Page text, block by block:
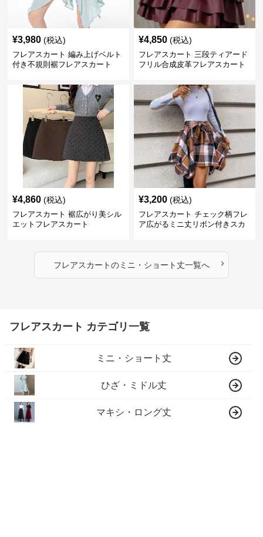
¥3,980 (税込)
フレアスカート 編み上げベルト
付き不規則裾フレアスカート
¥4,850 (税込)
フレアスカート 三段ティアード
フリル合成皮革フレアスカート
¥4,860 (税込)
フレアスカート 裾広がり美シル
エットフレアスカート
¥3,200 (税込)
フレアスカート チェック柄フレ
ア広がるミニ丈リボン付きスカ
フレアスカートのミニ・ショート丈一覧へ ›
フレアスカート カテゴリ一覧
ミニ・ショート丈
ひざ・ミドル丈
マキシ・ロング丈